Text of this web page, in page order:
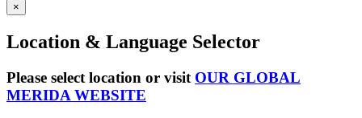
×
Location & Language Selector
Please select location or visit OUR GLOBAL
MERIDA WEBSITE